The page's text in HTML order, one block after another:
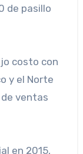
de pasillo
costo con
y el Norte
ventas